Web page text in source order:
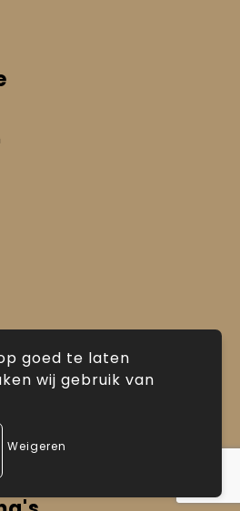
goed te laten
wij gebruik van
Weigeren